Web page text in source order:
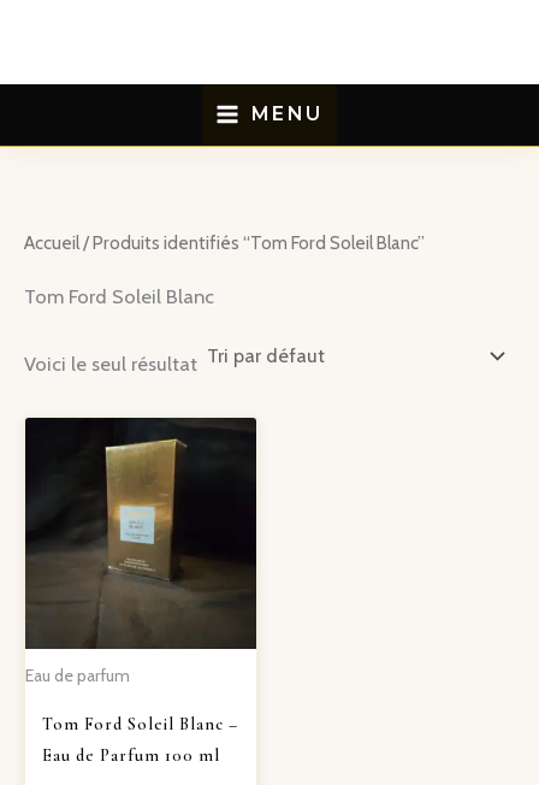
contenu
MENU
Accueil/ Produits identifiés “Tom Ford Soleil Blanc”
Tom Ford Soleil Blanc
Voici le seul résultat
Eau de parfum
Tom Ford Soleil Blanc –
Eau de Parfum 100 ml